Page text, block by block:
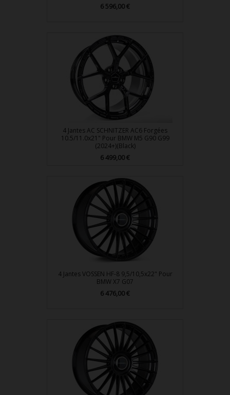
Prix
6 596,00 €
4 Jantes AC SCHNITZER AC6 Forgées
10.5/11.0x21" Pour BMW M5 G90 G99
(2024+)(Black)
Prix
6 499,00 €
4 Jantes VOSSEN HF-8 9,5/10,5x22" Pour
BMW X7 G07
Prix
6 476,00 €